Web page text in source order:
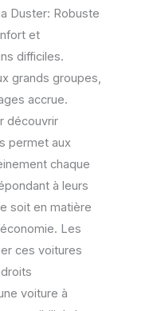
Duster: Robuste
et
difficiles.
grands groupes,
accrue.
découvrir
permet aux
chaque
à leurs
soit en matière
Les
ces voitures
voiture à